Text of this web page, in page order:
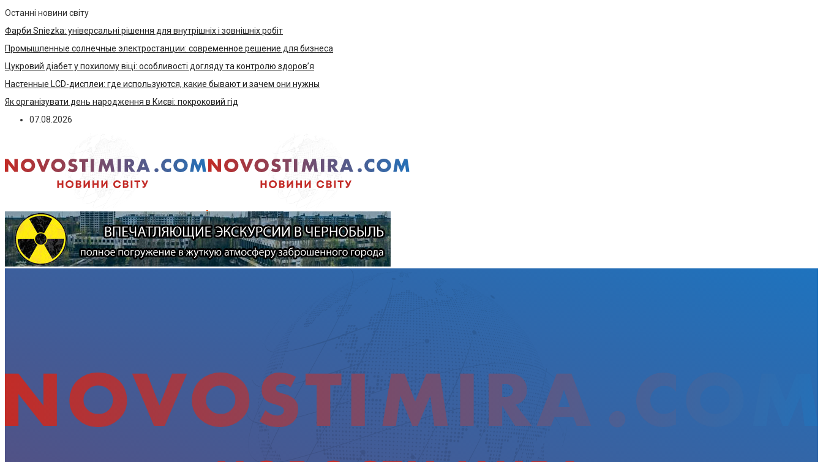
Останні новини світу
Фарби Sniezka: універсальні рішення для внутрішніх і зовнішніх робіт
Промышленные солнечные электростанции: современное решение для бизнеса
Цукровий діабет у похилому віці: особливості догляду та контролю здоров’я
Настенные LCD-дисплеи: где используются, какие бывают и зачем они нужны
Як організувати день народження в Києві: покроковий гід
07.08.2026